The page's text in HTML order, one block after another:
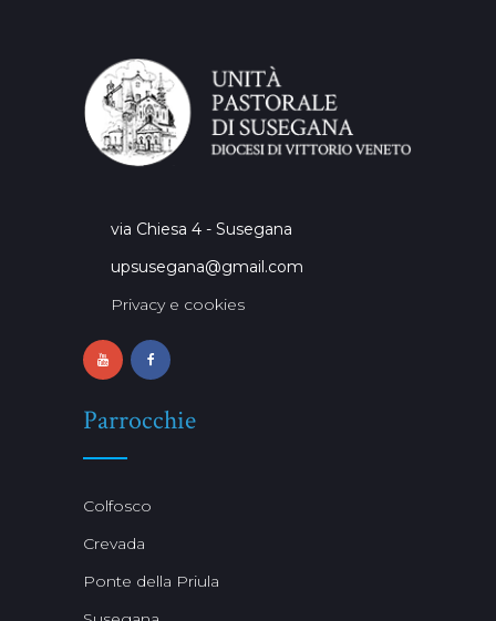
via Chiesa 4 - Susegana
upsusegana@gmail.com
Privacy e cookies
Parrocchie
Colfosco
Crevada
Ponte della Priula